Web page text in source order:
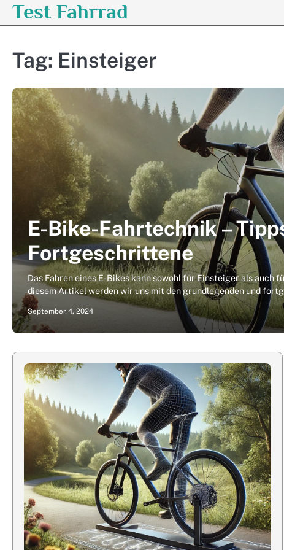
SkipTest Fahrrad
Tag: Einsteiger
E-Bike-Fahrtechnik –
Fortgeschrittene
Das Fahren eines E-Bikes kann sowohl für Einsteiger als auch
diesem Artikel werden wir uns mit den grundlegenden und
September 4, 2024